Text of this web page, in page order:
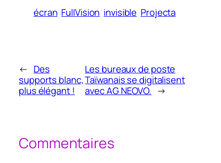
écran FullVision invisible Projecta
← Des
supports blanc,
plus élégant !
Les bureaux de poste
Taïwanais se digitalisent
avec AG NEOVO. →
Commentaires